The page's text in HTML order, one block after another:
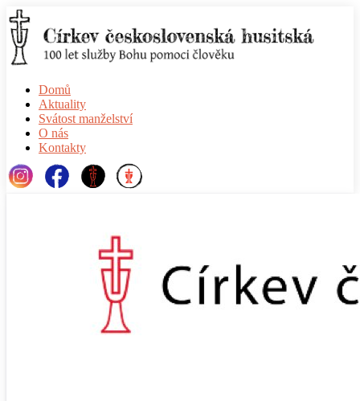
Domů
Aktuality
Svátost manželství
O nás
Kontakty